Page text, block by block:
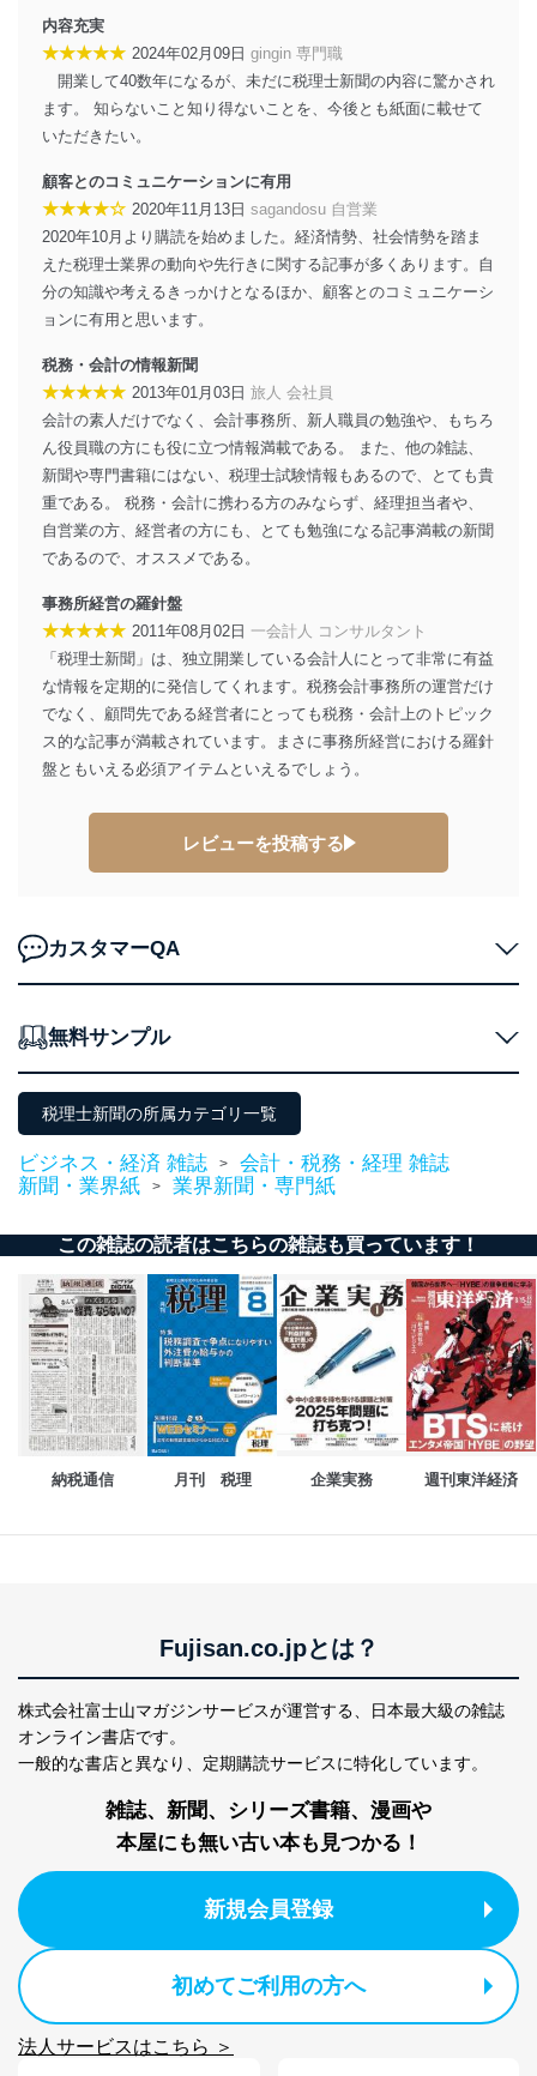
得・利用・提供を行います。また、当社が保有している
個人情報は、同意を得ずに目的外利用、第三者への提
供・開示は行いません。当社においてはこれらの取り組
みを確実にするため、従業者等の教育を徹底してまいり
ます。また、目的外利用を行わないために、適切な管理
措置を講じます。
法令遵守
当社は、個人情報に関連する法令、国が定める指針及び
その他の規範を遵守します。また、当社の管理の仕組み
に、これらの法令及びその他の規範を常に適合させま
す。
個人情報の安全管理措置
当社は、個人情報の正確性及び安全性を確保するため
に、下記セキュリティ対策をはじめとする安全対策を実
施し、個人情報の漏えい、滅失またはき損の防止及び是
正に努めます。
アクセス制御
個人データを取り扱うことのできる機器及び当該
機器を取り扱う従業者を明確化し、 個人データへ
の不要なアクセスを防止しています。
機器に標準装備されているユーザー制御機能（ユ
ーザーアカウント制御）により、個人情報データ
ベース等を取り扱う情報システムを使用する従業
者を識別・認証しています。
外部からの不正アクセス等の防止
個人データを取り扱う機器等のオペレーティング
システムを最新の状態に保持しています。
ソフトウェア等を導入し、自動更新 機能等の活用
により、これを最新状態としています。
設定しています。
当社は、内部監査及びマネジメントレビューの機会を通
貴殿の個人情報及び当社の個人情報保護マネジメントシ
ステムに関するご相談及び苦情については以下までご連
適切、かつ迅速に対応させていただきます。
株式会社富士山マガジンサービス 個人情報問い合わせ
係
TEL：0570-200-223
FAX：03-5459-7073
e-mail：cs@fujisan.co.jp
改訂：2025年2月20日
制定：2005年4月1日
株式会社富士山マガジンサービス
代表取締役会長 西野 伸一郎
用・提供・管理いたします。
東京都渋谷区南平台町16-11
株式会社富士山マガジンサービス
代表取締役会長 西野 伸一郎
個人情報保護管理者: 経営管理グループディレクター 前
２．利用目的
当社の定期購読サ
商品代金回収のため
ス、キャンペーン等の広告の案内
のため
内容充実
★★★★★ 2024年02月09日 gingin 専門職
開業して40数年になるが、未だに税理士新聞の内容に驚かされ
ます。 知らないこと知り得ないことを、今後とも紙面に載せて
いただきたい。
顧客とのコミュニケーションに有用
★★★★☆ 2020年11月13日 sagandosu 自営業
2020年10月より購読を始めました。経済情勢、社会情勢を踏ま
えた税理士業界の動向や先行きに関する記事が多くあります。自
分の知識や考えるきっかけとなるほか、顧客とのコミュニケーシ
ョンに有用と思います。
税務・会計の情報新聞
★★★★★ 2013年01月03日 旅人 会社員
会計の素人だけでなく、会計事務所、新人職員の勉強や、もちろ
ん役員職の方にも役に立つ情報満載である。 また、他の雑誌、
新聞や専門書籍にはない、税理士試験情報もあるので、とても貴
重である。 税務・会計に携わる方のみならず、経理担当者や、
自営業の方、経営者の方にも、とても勉強になる記事満載の新聞
であるので、オススメである。
事務所経営の羅針盤
★★★★★ 2011年08月02日 一会計人 コンサルタント
「税理士新聞」は、独立開業している会計人にとって非常に有益
な情報を定期的に発信してくれます。税務会計事務所の運営だけ
でなく、顧問先である経営者にとっても税務・会計上のトピック
ス的な記事が満載されています。まさに事務所経営における羅針
盤ともいえる必須アイテムといえるでしょう。
レビューを投稿する
カスタマーQA
無料サンプル
税理士新聞の所属カテゴリ一覧
ビジネス・経済 雑誌 >
会計・税務・経理 雑誌
新聞・業界紙
> 業界新聞・専門紙
この雑誌の読者はこちらの雑誌も買っています！
納税通信 月刊　税理 企業実務 週刊東洋経済
Fujisan.co.jpとは？
株式会社富士山マガジンサービスが運営する、
日本最大級の雑誌
オンライン書店です。
一般的な書店と異なり、 定期購読サービスに特化しています。
雑誌、新聞、シリーズ書籍、漫画や
本屋にも無い古い本も見つかる！
新規会員登録
初めてご利用の方へ
法人サービスはこちら ＞